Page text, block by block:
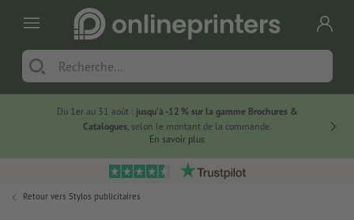
Du 1er au 31 août : jusqu’à -12 % sur la gamme Brochures &
Catalogues, selon le montant de la commande.
En savoir plus
Retour vers Stylos publicitaires